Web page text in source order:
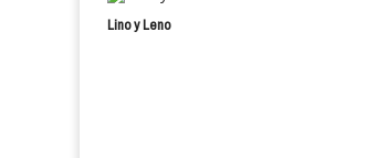
Lino y Leno